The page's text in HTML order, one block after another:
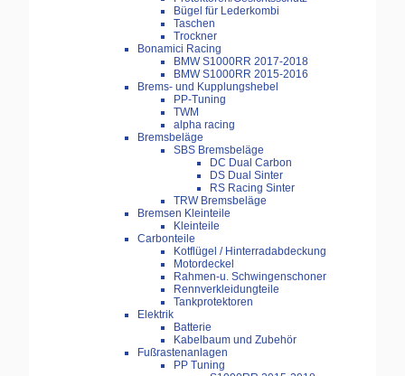
Bügel für Lederkombi
Taschen
Trockner
Bonamici Racing
BMW S1000RR 2017-2018
BMW S1000RR 2015-2016
Brems- und Kupplungshebel
PP-Tuning
TWM
alpha racing
Bremsbeläge
SBS Bremsbeläge
DC Dual Carbon
DS Dual Sinter
RS Racing Sinter
TRW Bremsbeläge
Bremsen Kleinteile
Kleinteile
Carbonteile
Kotflügel / Hinterradabdeckung
Motordeckel
Rahmen-u. Schwingenschoner
Rennverkleidungteile
Tankprotektoren
Elektrik
Batterie
Kabelbaum und Zubehör
Fußrastenanlagen
PP Tuning